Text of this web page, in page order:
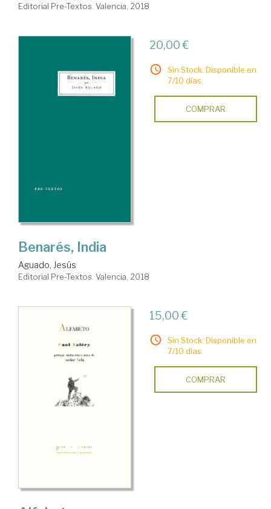
Editorial Pre-Textos. Valencia, 2018
20,00 €
Sin Stock. Disponible en
7/10 días.
COMPRAR
Benarés, India
Aguado, Jesús
Editorial Pre-Textos. Valencia, 2018
15,00 €
Sin Stock. Disponible en
7/10 días.
COMPRAR